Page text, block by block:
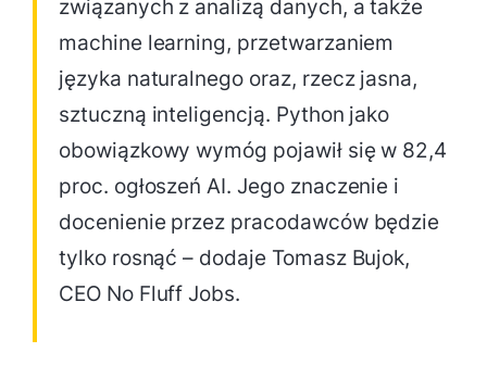
związanych z analizą danych, a także
machine learning, przetwarzaniem
języka naturalnego oraz, rzecz jasna,
sztuczną inteligencją. Python jako
obowiązkowy wymóg pojawił się w 82,4
proc. ogłoszeń AI. Jego znaczenie i
docenienie przez pracodawców będzie
tylko rosnąć – dodaje Tomasz Bujok,
CEO No Fluff Jobs.